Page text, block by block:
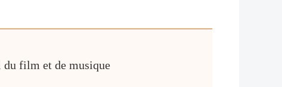
du film et de musique